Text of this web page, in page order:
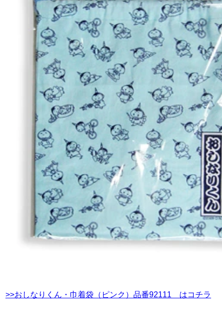
>>おしなりくん・巾着袋（ピンク）品番92111 はコチラ